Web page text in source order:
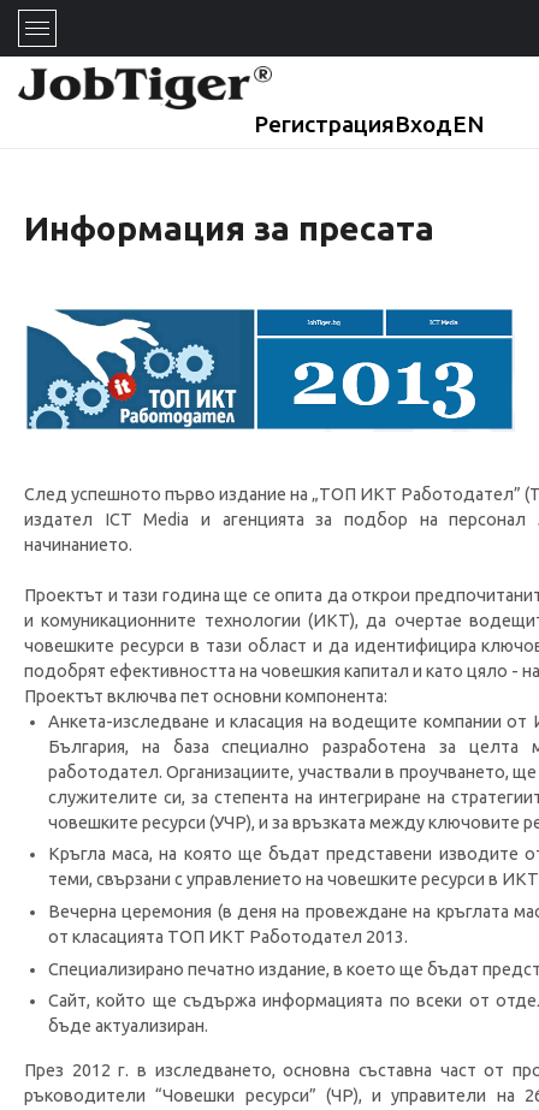
РегистрацияВходEN
Информация за пресата
След успешното първо издание на „ТОП ИКТ Работодател”
издател ICT Media и агенцията за подбор на персонал
начинанието.
Проектът и тази година ще се опита да открои
и комуникационните технологии (ИКТ), да очертае
човешките ресурси в тази област и да идентифицира
подобрят ефективността на човешкия капитал и като цяло -
Проектът включва пет основни компонента:
Анкета-изследване и класация на водещите компании от
България, на база специално разработена за целта
работодател. Организациите, участвали в проучването,
служителите си, за степента на интегриране на
човешките ресурси (УЧР), и за връзката между ключовите
Кръгла маса, на която ще бъдат представени изводите
теми, свързани с управлението на човешките ресурси в ИКТ
Вечерна церемония (в деня на провеждане на кръглата
от класацията ТОП ИКТ Работодател 2013.
Специализирано печатно издание, в което ще бъдат
Сайт, който ще съдържа информацията по всеки от
бъде актуализиран.
През 2012 г. в изследването, основна съставна част от
ръководители “Човешки ресурси” (ЧР), и управители